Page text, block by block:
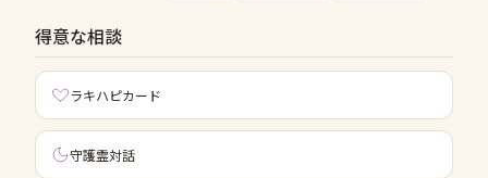
得意な相談
ラキハピカード
守護霊対話